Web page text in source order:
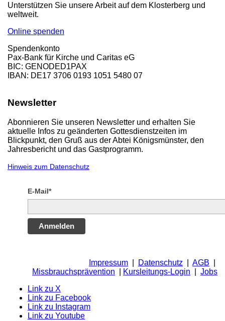
Unterstützen Sie unsere Arbeit auf dem Klosterberg und
weltweit.
Online spenden
Spendenkonto
Pax-Bank für Kirche und Caritas eG
BIC: GENODED1PAX
IBAN: DE17 3706 0193 1051 5480 07
Newsletter
Abonnieren Sie unseren Newsletter und erhalten Sie
aktuelle Infos zu geänderten Gottesdienstzeiten im
Blickpunkt, den Gruß aus der Abtei Königsmünster, den
Jahresbericht und das Gastprogramm.
Hinweis zum Datenschutz
E-Mail*
Anmelden
Impressum Datenschutz AGB
Missbrauchsprävention
Kursleitungs-Login
Jobs
Link zu X
Link zu Facebook
Link zu Instagram
Link zu Youtube